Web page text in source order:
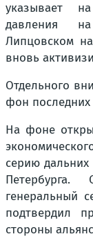
указывает
давления
Липцовском
вновь
Отдельного
фон последних
На фоне
серию
генеральный
подтвердил
стороны